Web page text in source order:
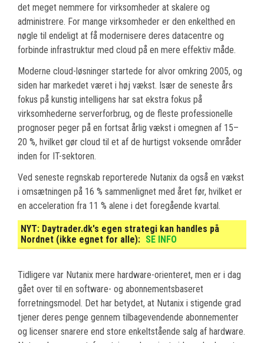
det meget nemmere for virksomheder at skalere og
administrere. For mange virksomheder er den enkelthed en
nøgle til endeligt at få modernisere deres datacentre og
forbinde infrastruktur med cloud på en mere effektiv måde.
Moderne cloud-løsninger startede for alvor omkring 2005, og
siden har markedet været i høj vækst. Især de seneste års
fokus på kunstig intelligens har sat ekstra fokus på
virksomhederne serverforbrug, og de fleste professionelle
prognoser peger på en fortsat årlig vækst i omegnen af 15–
20 %, hvilket gør cloud til et af de hurtigst voksende områder
inden for IT-sektoren.
Ved seneste regnskab reporterede Nutanix da også en vækst
i omsætningen på 16 % sammenlignet med året før, hvilket er
en acceleration fra 11 % alene i det foregående kvartal.
NYT: Daytrader.dk's egen strategi kan handles på
Nordnet (ikke egnet for alle): SE INFO
Tidligere var Nutanix mere hardware-orienteret, men er i dag
gået over til en software- og abonnementsbaseret
forretningsmodel. Det har betydet, at Nutanix i stigende grad
tjener deres penge gennem tilbagevendende abonnementer
og licenser snarere end store enkeltstående salg af hardware.